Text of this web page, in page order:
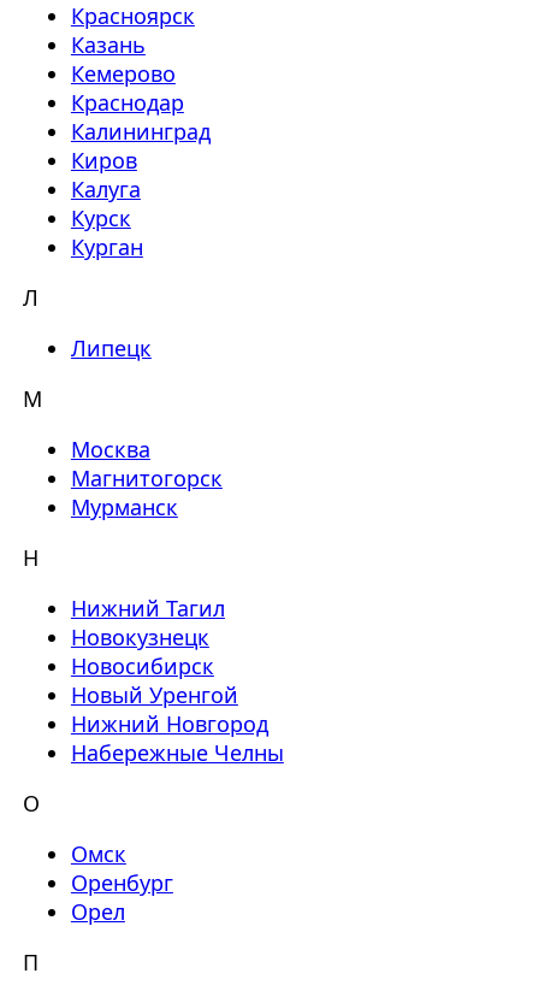
Красноярск
Казань
Кемерово
Краснодар
Калининград
Киров
Калуга
Курск
Курган
Л
Липецк
М
Москва
Магнитогорск
Мурманск
Н
Нижний Тагил
Новокузнецк
Новосибирск
Новый Уренгой
Нижний Новгород
Набережные Челны
О
Омск
Оренбург
Орел
П